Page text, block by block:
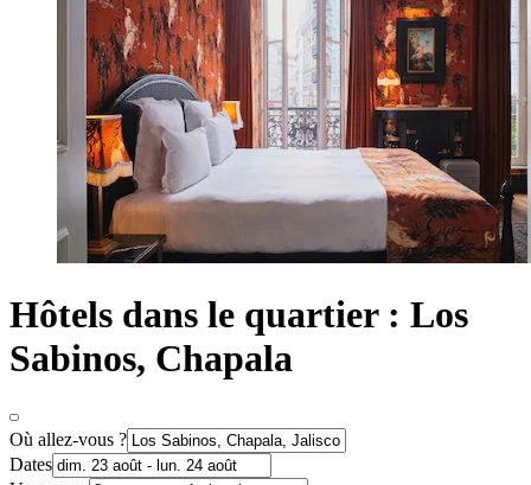
Hôtels dans le quartier : Los
Sabinos, Chapala
Où allez-vous ?
Dates